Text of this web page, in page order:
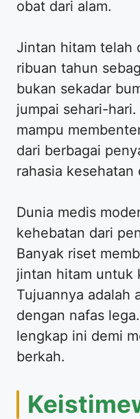
obat dari alam.
Jintan hitam telah
ribuan tahun
bukan sekadar
jumpai sehari-
mampu
dari berbagai
rahasia
Dunia medis
kehebatan dari
Banyak riset
jintan hitam untuk
Tujuannya adalah
dengan nafas
lengkap ini demi
berkah.